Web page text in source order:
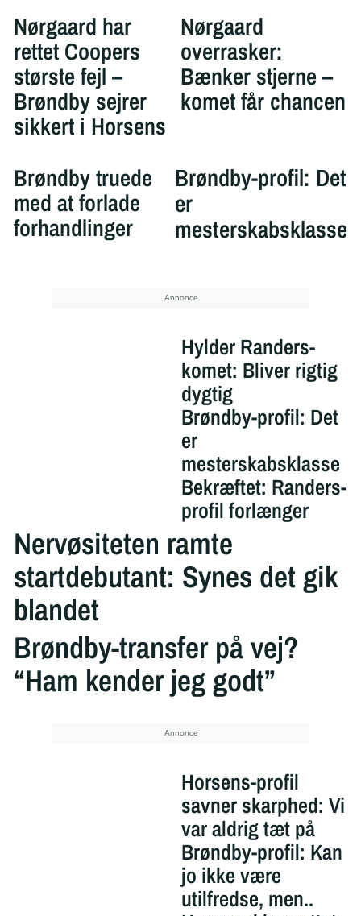
Nørgaard har
rettet Coopers
største fejl –
Brøndby sejrer
sikkert i Horsens
Nørgaard
overrasker:
Bænker stjerne –
komet får chancen
Brøndby truede
med at forlade
forhandlinger
Brøndby-profil: Det
er
mesterskabsklasse
Hylder Randers-
komet: Bliver rigtig
dygtig
Brøndby-profil: Det
er
mesterskabsklasse
Bekræftet: Randers-
profil forlænger
Nervøsiteten ramte
startdebutant: Synes det gik
blandet
Brøndby-transfer på vej?
“Ham kender jeg godt”
Horsens-profil
savner skarphed: Vi
var aldrig tæt på
Brøndby-profil: Kan
jo ikke være
utilfredse, men..